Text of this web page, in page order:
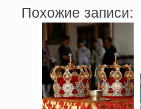
Похожие записи: